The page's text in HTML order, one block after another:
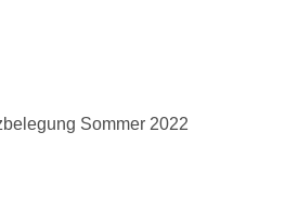
Sommer 2022